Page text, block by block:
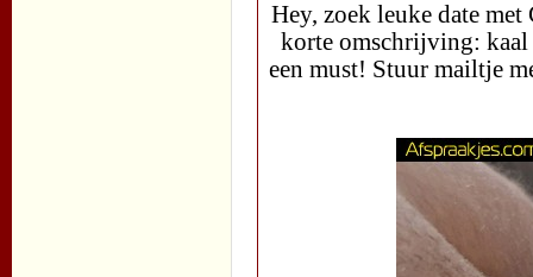
Hey, zoek leuke date
korte omschrijving: kaal
een must! Stuur mailtje